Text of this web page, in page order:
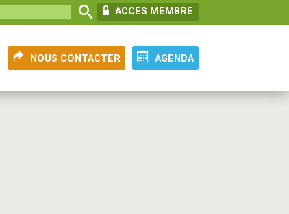
ACCES MEMBRE
AGENDA
NOUS CONTACTER